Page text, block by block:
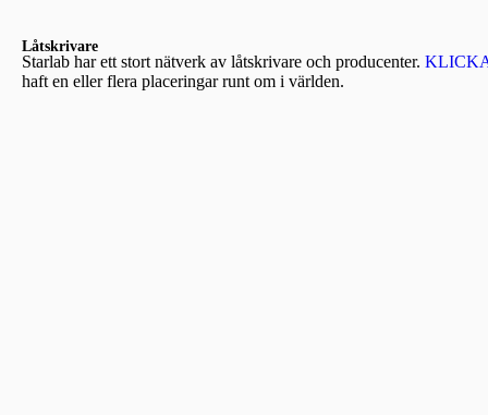
Låtskrivare
Starlab har ett stort nätverk av låtskrivare och producenter.
haft en eller flera placeringar runt om i världen.